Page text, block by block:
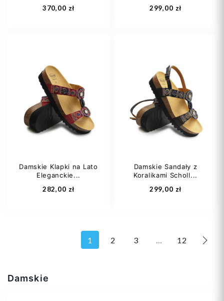
Damskie
370,00 zł
38
39
40
41
Dodaj do koszyka
299,00 zł
37
38
39
40 +2
Dodaj do koszyka
Damskie Klapki na Lato
Eleganckie...
282,00 zł
Damskie Sandały z
Koralikami Scholl...
299,00 zł
1 2 3 … 12